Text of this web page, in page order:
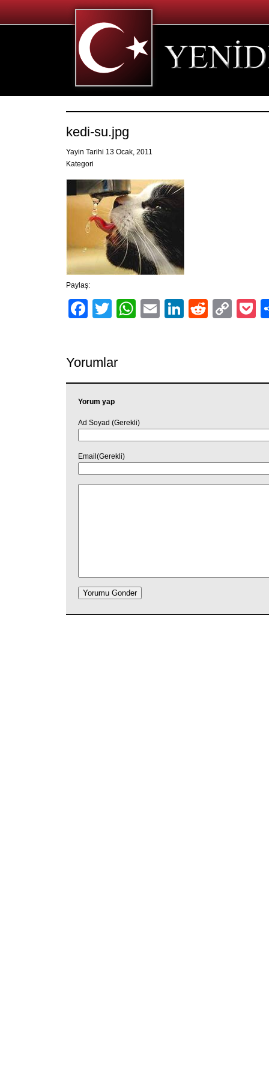
kedi-su.jpg
Yayin Tarihi 13 Ocak, 2011
Kategori
Paylaş:
Facebook
TwitterWhatsApp
EmailLinkedIn
Reddit
Yorumlar
Yorum yap
Ad Soyad (Gerekli)
Email(Gerekli)